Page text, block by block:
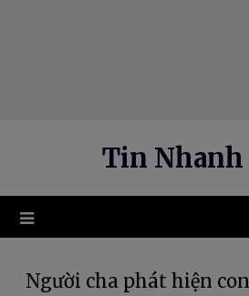
Tin Nhanh
Người cha phát hiện